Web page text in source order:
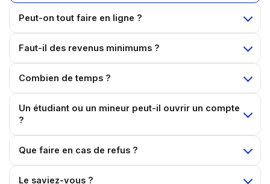
Peut-on tout faire en ligne ?
Faut-il des revenus minimums ?
Combien de temps ?
Un étudiant ou un mineur peut-il ouvrir un compte
?
Que faire en cas de refus ?
Le saviez-vous ?